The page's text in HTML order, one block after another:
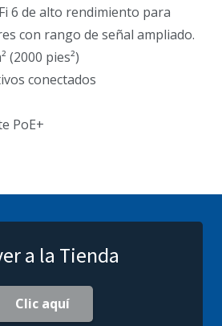
6 de alto rendimiento para
con rango de señal ampliado.
(2000 pies²)
conectados
PoE+
a la Tienda
Clic aquí